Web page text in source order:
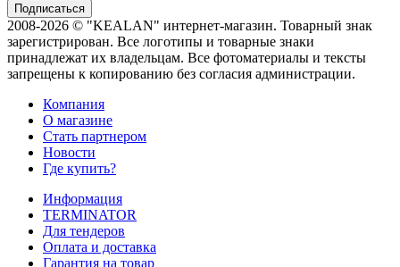
2008-2026 © "KEALAN" интернет-магазин. Товарный знак
зарегистрирован. Все логотипы и товарные знаки
принадлежат их владельцам. Все фотоматериалы и тексты
запрещены к копированию без согласия администрации.
Компания
О магазине
Стать партнером
Новости
Где купить?
Информация
TERMINATOR
Для тендеров
Оплата и доставка
Гарантия на товар